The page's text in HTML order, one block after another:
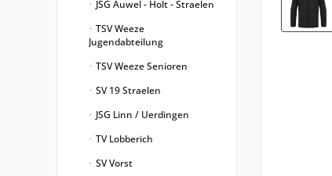
JSG Auwel - Holt - Straelen
TSV Weeze
Jugendabteilung
TSV Weeze Senioren
SV 19 Straelen
JSG Linn / Uerdingen
TV Lobberich
SV Vorst